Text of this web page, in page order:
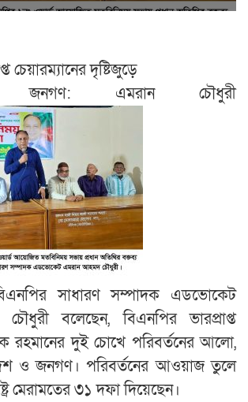
চেয়ারম্যানের দৃষ্টিজুড়ে
এমরান চৌধুরী
সাধারণ সম্পাদক এডভোকেট
বলেছেন, বিএনপির ভারপ্রাপ্ত
রহমানের দুই চোখে পরিবর্তনের আলো,
ও জনগণ। পরিবর্তনের আওয়াজ তুলে
মেরামতের ৩১ দফা দিয়েছেন।